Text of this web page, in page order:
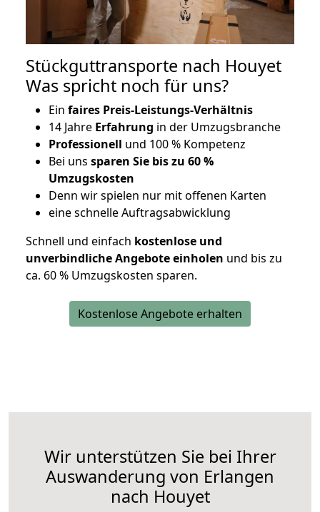
Stückguttransporte nach Houyet
Was spricht noch für uns?
Ein faires Preis-Leistungs-Verhältnis
14 Jahre Erfahrung in der Umzugsbranche
Professionell und 100 % Kompetenz
Bei uns sparen Sie bis zu 60 %
Umzugskosten
Denn wir spielen nur mit offenen Karten
eine schnelle Auftragsabwicklung
Schnell und einfach kostenlose und
unverbindliche Angebote einholen und bis zu
ca. 60 % Umzugskosten sparen.
Kostenlose Angebote erhalten
Wir unterstützen Sie bei Ihrer
Auswanderung von Erlangen
nach Houyet